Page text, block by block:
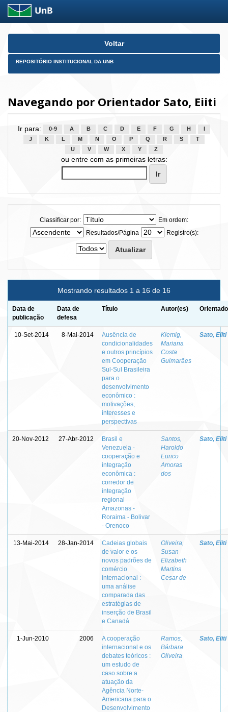
Skip
Voltar
REPOSITÓRIO INSTITUCIONAL DA UNB
Navegando por Orientador Sato, Eiiti
Ir para: 0-9 A B C D E F G H
J
K L M N O P Q R S
T
U
V W X Y Z
ou entre com as primeiras letras:
Classificar por:
Em ordem:
Resultados/Página
Registro(s):
Mostrando resultados 1 a 16 de 16
Data de
publicação
Data de
defesa
Título Autor(es)
10-Set-2014 8-Mai-2014
Ausência de
condicionalidades
e outros princípios
em Cooperação
Sul-Sul Brasileira
para o
desenvolvimento
econômico :
motivações,
interesses e
perspectivas
Klemig,
Mariana
Costa
Guimarães
Sato, Eiiti
20-Nov-2012 27-Abr-2012
Brasil e
Venezuela -
cooperação e
integração
econômica :
corredor de
integração
regional
Amazonas -
Roraima - Bolivar
- Orenoco
Santos,
Haroldo
Eurico
Amoras
dos
Sato, Eiiti
13-Mai-2014 28-Jan-2014
Cadeias globais
de valor e os
novos padrões de
comércio
internacional :
uma análise
comparada das
estratégias de
inserção de Brasil
e Canadá
Oliveira,
Susan
Elizabeth
Martins
Cesar de
Sato, Eiiti
1-Jun-2010 2006
A cooperação
internacional e os
debates teóricos :
um estudo de
caso sobre a
atuação da
Agência Norte-
Americana para o
Desenvolvimento
Ramos,
Bárbara
Oliveira
Sato, Eiiti